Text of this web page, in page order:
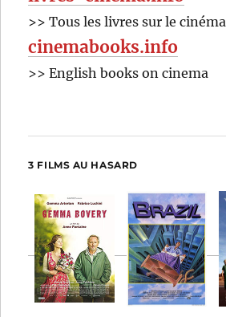
>> Tous les livres sur le cinéma
cinemabooks.info
>> English books on cinema
3 FILMS AU HASARD